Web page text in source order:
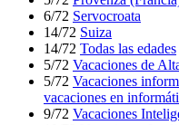
6/72 Servocroata
14/72 Suiza
14/72 Todas las edades
5/72 Vacaciones de
5/72 Vacaciones
vacaciones en
9/72 Vacaciones